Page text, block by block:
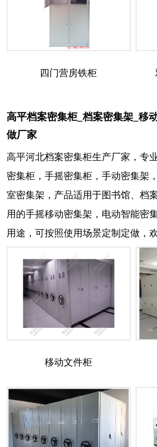
四门营房铁柜
高平档案密集柜_档案密集架_移
做厂家
高平河北档案密集柜生产厂家，专
密集柜，手摇密集柜，手动密集架
室密集架，产品适用于图书馆、档
用的手摇移动密集架，电动智能密
用途，可按照使用场景定制定做，
移动文件柜